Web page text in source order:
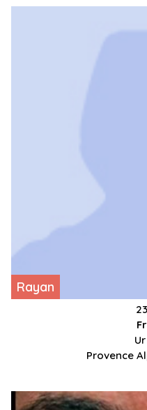
Rayan
Provence